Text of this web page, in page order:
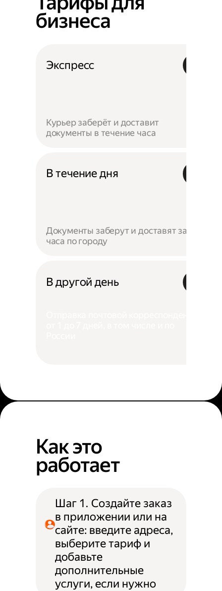
бизнеса
Экспресс
Курьер заберёт и доставит
документы в течение часа
В течение дня
Документы заберут и доставят за 4
часа по городу
В другой день
Как это
работает
Шаг 1. Создайте заказ
в приложении или на
сайте: введите адреса,
выберите тариф и
добавьте
дополнительные
услуги, если нужно